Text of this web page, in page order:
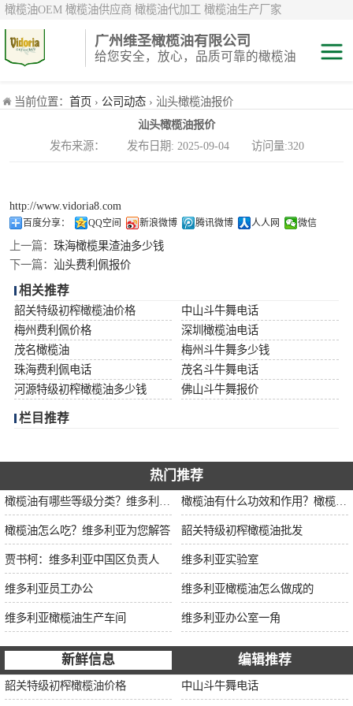
橄榄油OEM 橄榄油供应商 橄榄油代加工 橄榄油生产厂家
广州维圣橄榄油有限公司
给您安全，放心，品质可靠的橄榄油
当前位置： 首页 › 公司动态 › 汕头橄榄油报价
汕头橄榄油报价
发布来源： 发布日期: 2025-09-04 访问量:320
http://www.vidoria8.com
百度分享： QQ空间 新浪微博 腾讯微博 人人网 微信
上一篇： 珠海橄榄果渣油多少钱
下一篇： 汕头费利佩报价
相关推荐
韶关特级初榨橄榄油价格
中山斗牛舞电话
梅州费利佩价格
深圳橄榄油电话
茂名橄榄油
梅州斗牛舞多少钱
珠海费利佩电话
茂名斗牛舞电话
河源特级初榨橄榄油多少钱
佛山斗牛舞报价
栏目推荐
热门推荐
橄榄油怎么吃？维多利亚为您解答 韶关特级初榨橄榄油批发
贾书柯：维多利亚中国区负责人 维多利亚实验室
维多利亚员工办公 维多利亚橄榄油怎么做成的
维多利亚橄榄油生产车间 维多利亚办公室一角
新鲜信息 编辑推荐
韶关特级初榨橄榄油价格 中山斗牛舞电话
特级初榨橄榄油
纯正/ 混合/ 精炼
中国橄榄油现货
斗牛舞
费利佩